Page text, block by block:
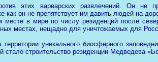
этих варварских развлечений. Он не
как он не препятствует им давить людей на
месте в мире по числу резиденций после
местах, нещадно для уничтожаемых для
уникального биосферного
стало строительство резиденции Медведева